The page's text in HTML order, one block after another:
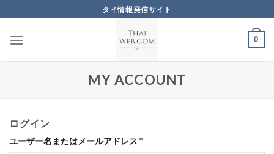
to
content
タイ情報発信サイト
0
MY ACCOUNT
ログイン
ユーザー名またはメールアドレス *